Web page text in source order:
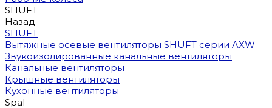
SHUFT
Назад
SHUFT
Вытяжные осевые вентиляторы SHUFT серии AXW
Звукоизолированные канальные вентиляторы
Канальные вентиляторы
Крышные вентиляторы
Кухонные вентиляторы
Spal